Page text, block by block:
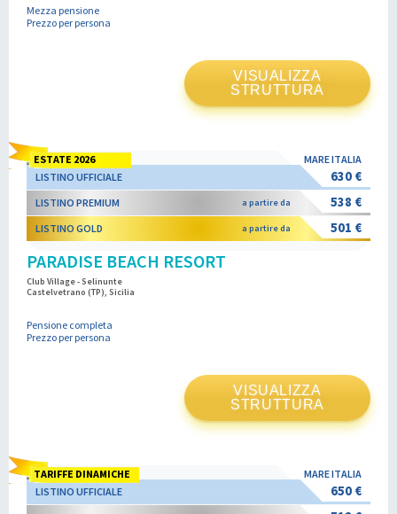
Mezza pensione
Prezzo per persona
VISUALIZZA
STRUTTURA
MARE ITALIA
LISTINO UFFICIALE
630 €
LISTINO PREMIUM a partire da 538 €
LISTINO GOLD a partire da 501 €
ESTATE 2026
PARADISE BEACH RESORT
Club Village - Selinunte
Castelvetrano (TP), Sicilia
Pensione completa
Prezzo per persona
VISUALIZZA
STRUTTURA
MARE ITALIA
LISTINO UFFICIALE
650 €
TARIFFE DINAMICHE